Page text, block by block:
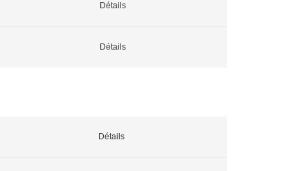
Détails
Détails
Détails